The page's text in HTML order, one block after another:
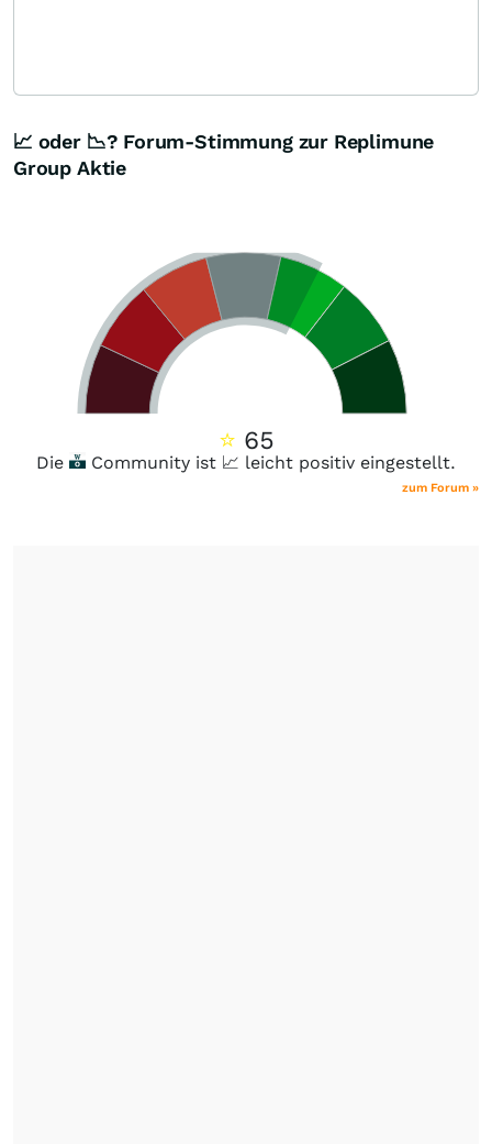
📈 oder 📉? Forum-Stimmung zur Replimune
Group Aktie
⭐ 65
Die Community ist 📈 leicht positiv eingestellt.
zum Forum »